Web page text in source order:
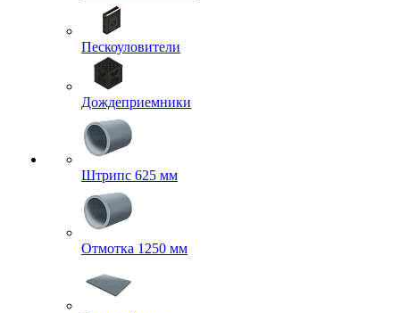
Пескоуловители
Дождеприемники
Штрипс 625 мм
Отмотка 1250 мм